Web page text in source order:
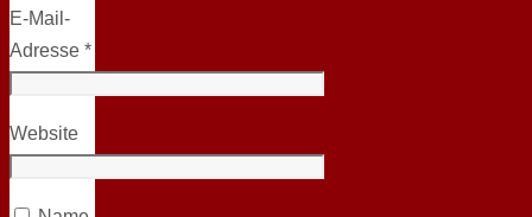
E-Mail-
Adresse *
Website